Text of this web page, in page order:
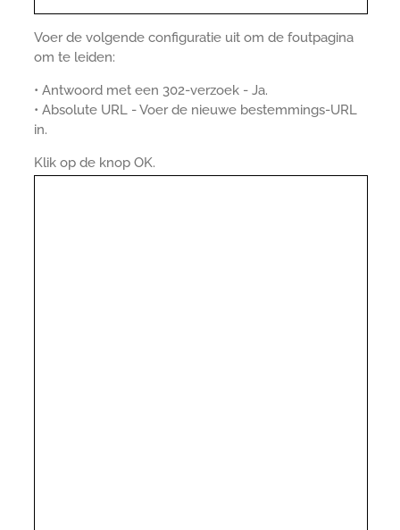
Voer de volgende configuratie uit om de foutpagina
om te leiden:
• Antwoord met een 302-verzoek - Ja.
• Absolute URL - Voer de nieuwe bestemmings-URL
in.
Klik op de knop OK.